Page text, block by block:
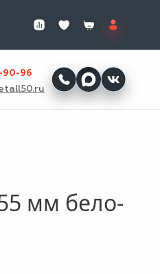
90-96
мм бело-